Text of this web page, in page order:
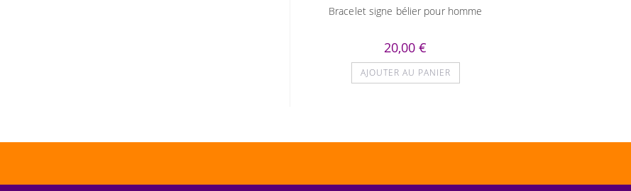
Bracelet signe bélier pour homme
20,00€
AJOUTER AU PANIER